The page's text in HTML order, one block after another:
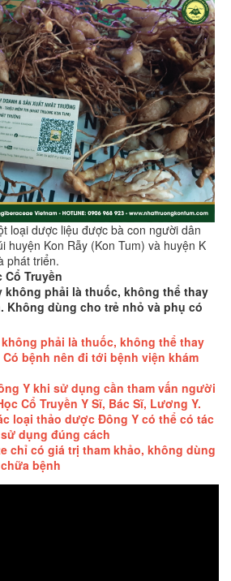
loại dược liệu được bà con người dân
huyện Kon Rẫy (Kon Tum) và huyện K
phát triển.
Cổ Truyền
không phải là thuốc, không thể thay
Không dùng cho trẻ nhỏ và phụ có
phải là thuốc, không thể thay
bệnh nên đi tới bệnh viện khám
Y khi sử dụng cần tham vấn người
Cổ Truyền Y Sĩ, Bác Sĩ, Lương Y.
loại thảo dược Đông Y có thể có tác
dụng đúng cách
chỉ có giá trị tham khảo, không dùng
bệnh